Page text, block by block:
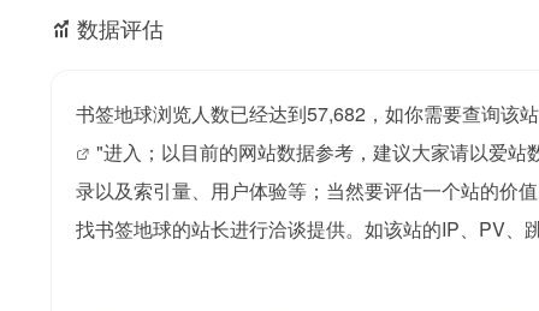
数据评估
书签地球浏览人数已经达到57,682，如你需要查询该
"进入；以目前的网站数据参考，建议大家请以爱
录以及索引量、用户体验等；当然要评估一个站的价
找书签地球的站长进行洽谈提供。如该站的IP、PV、